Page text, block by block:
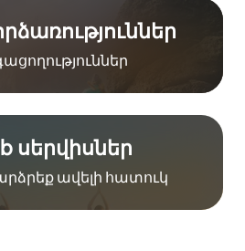
սերվիսներ
ավելի հատուկ